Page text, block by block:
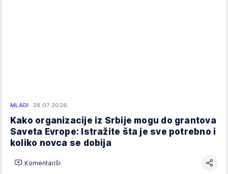
MLADI 28.07.2026.
Kako organizacije iz Srbije mogu do grantova
Saveta Evrope: Istražite šta je sve potrebno i
koliko novca se dobija
Komentariši